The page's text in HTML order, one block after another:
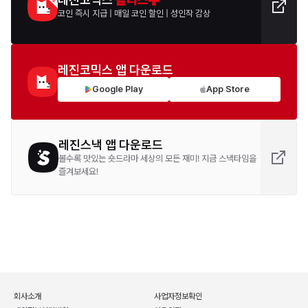
코인 즉시 지급 매일 코인 할인 성인작 감상
레진코믹스 앱 다운로드
Google Play App Store
레진스낵 앱 다운로드
볼수록 맛있는 숏드라마 세상의 모든 재미! 지금 스낵타임을
즐겨보세요!
회사소개
사업자정보확인